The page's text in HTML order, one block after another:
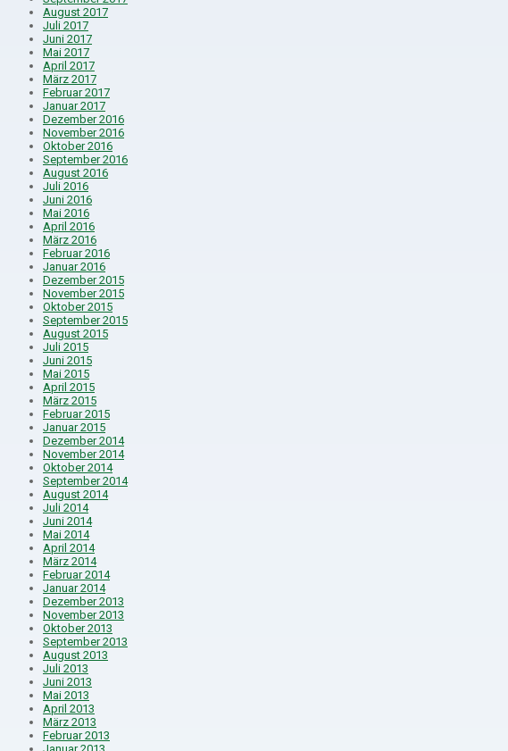
August 2017
Juli 2017
Juni 2017
Mai 2017
April 2017
März 2017
Februar 2017
Januar 2017
Dezember 2016
November 2016
Oktober 2016
September 2016
August 2016
Juli 2016
Juni 2016
Mai 2016
April 2016
März 2016
Februar 2016
Januar 2016
Dezember 2015
November 2015
Oktober 2015
September 2015
August 2015
Juli 2015
Juni 2015
Mai 2015
April 2015
März 2015
Februar 2015
Januar 2015
Dezember 2014
November 2014
Oktober 2014
September 2014
August 2014
Juli 2014
Juni 2014
Mai 2014
April 2014
März 2014
Februar 2014
Januar 2014
Dezember 2013
November 2013
Oktober 2013
September 2013
August 2013
Juli 2013
Juni 2013
Mai 2013
April 2013
März 2013
Februar 2013